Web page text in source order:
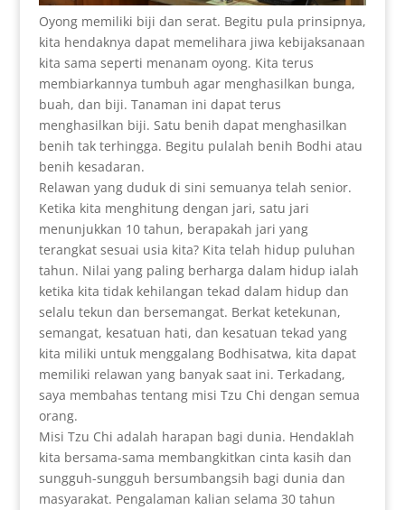
Oyong memiliki biji dan serat. Begitu pula prinsipnya,
kita hendaknya dapat memelihara jiwa kebijaksanaan
kita sama seperti menanam oyong. Kita terus
membiarkannya tumbuh agar menghasilkan bunga,
buah, dan biji. Tanaman ini dapat terus
menghasilkan biji. Satu benih dapat menghasilkan
benih tak terhingga. Begitu pulalah benih Bodhi atau
benih kesadaran.
Relawan yang duduk di sini semuanya telah senior.
Ketika kita menghitung dengan jari, satu jari
menunjukkan 10 tahun, berapakah jari yang
terangkat sesuai usia kita? Kita telah hidup puluhan
tahun. Nilai yang paling berharga dalam hidup ialah
ketika kita tidak kehilangan tekad dalam hidup dan
selalu tekun dan bersemangat. Berkat ketekunan,
semangat, kesatuan hati, dan kesatuan tekad yang
kita miliki untuk menggalang Bodhisatwa, kita dapat
memiliki relawan yang banyak saat ini. Terkadang,
saya membahas tentang misi Tzu Chi dengan semua
orang.
Misi Tzu Chi adalah harapan bagi dunia. Hendaklah
kita bersama-sama membangkitkan cinta kasih dan
sungguh-sungguh bersumbangsih bagi dunia dan
masyarakat. Pengalaman kalian selama 30 tahun